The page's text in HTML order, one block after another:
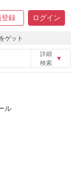
登録 ログイン
ゲット
詳細
検索
▼
ル